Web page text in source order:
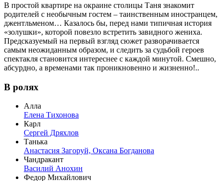
В простой квартире на окраине столицы Таня знакомит
родителей с необычным гостем – таинственным иностранцем,
джентльменом… Казалось бы, перед нами типичная история
«золушки», которой повезло встретить завидного жениха.
Предсказуемый на первый взгляд сюжет разворачивается
самым неожиданным образом, и следить за судьбой героев
спектакля становится интереснее с каждой минутой. Смешно,
абсурдно, а временами так проникновенно и жизненно!..
В ролях
Алла
Елена Тихонова
Карл
Сергей Дряхлов
Танька
Анастасия Загоруй, Оксана Богданова
Чандракант
Василий Анохин
Федор Михайлович